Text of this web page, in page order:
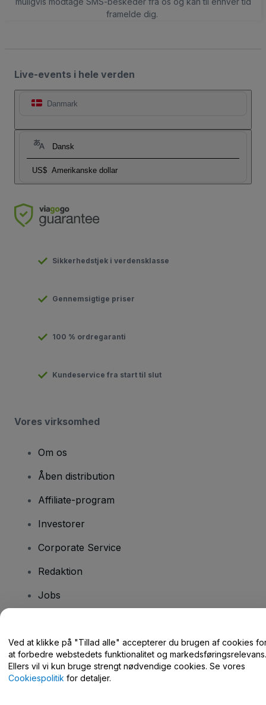
framelde dig.
Live-events i hele verden
Danmark
Dansk
US$ Amerikanske dollar
Sikkerhedstjek i verdensklasse
Gennemsigtige priser
100 % ordregaranti
Kundeservice fra start til slut
Vores virksomhed
Om os
Åben distribution
Affiliate-program
Investorer
Corporate Service
Redaktion
Jobs
Har du spørgsmål?
Hjælpecenter / Kontakt os
Ved at klikke på "Tillad alle" accepterer du brugen af cookies
at forbedre webstedets funktionalitet og markedsføringsrelevans.
Ellers vil vi kun bruge strengt nødvendige cookies. Se vores
Cookiespolitik for detaljer.